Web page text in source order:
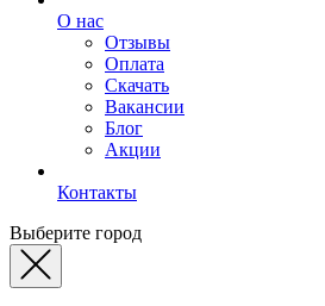
О нас
Отзывы
Оплата
Скачать
Вакансии
Блог
Акции
Контакты
Выберите город